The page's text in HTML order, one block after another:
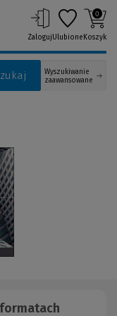
Wyszukiwanie
zaawansowane
ZalogujUlubione
0
Koszyk
(Link
do
innej
strony)